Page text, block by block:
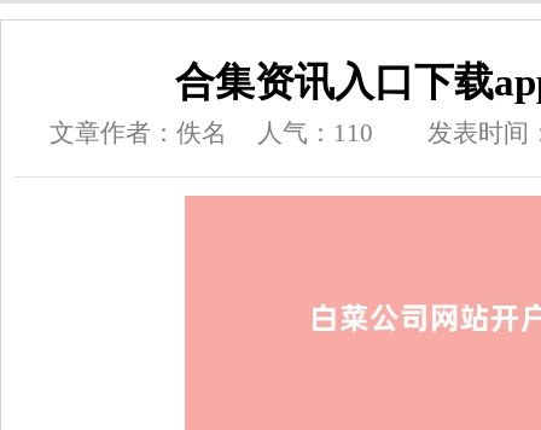
合集资讯入口下载
文章作者：佚名 人气： 110 发表时间